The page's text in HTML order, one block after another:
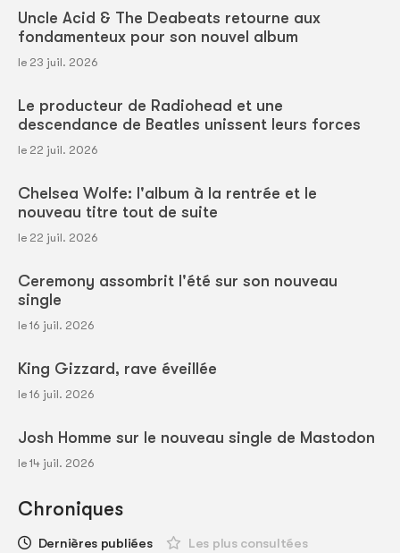
Uncle Acid & The Deabeats retourne aux
fondamenteux pour son nouvel album
le 23 juil. 2026
Le producteur de Radiohead et une
descendance de Beatles unissent leurs forces
le 22 juil. 2026
Chelsea Wolfe: l'album à la rentrée et le
nouveau titre tout de suite
le 22 juil. 2026
Ceremony assombrit l'été sur son nouveau
single
le 16 juil. 2026
King Gizzard, rave éveillée
le 16 juil. 2026
Josh Homme sur le nouveau single de Mastodon
le 14 juil. 2026
Chroniques
Dernières publiées Les plus consultées